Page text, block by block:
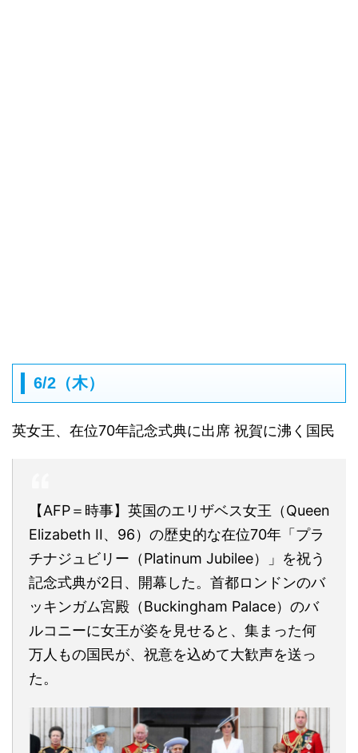
6/2（木）
英女王、在位70年記念式典に出席 祝賀に沸く国民
【AFP＝時事】英国のエリザベス女王（Queen
Elizabeth II、96）の歴史的な在位70年「プラ
チナジュビリー（Platinum Jubilee）」を祝う
記念式典が2日、開幕した。首都ロンドンのバ
ッキンガム宮殿（Buckingham Palace）のバ
ルコニーに女王が姿を見せると、集まった何
万人もの国民が、祝意を込めて大歓声を送っ
た。